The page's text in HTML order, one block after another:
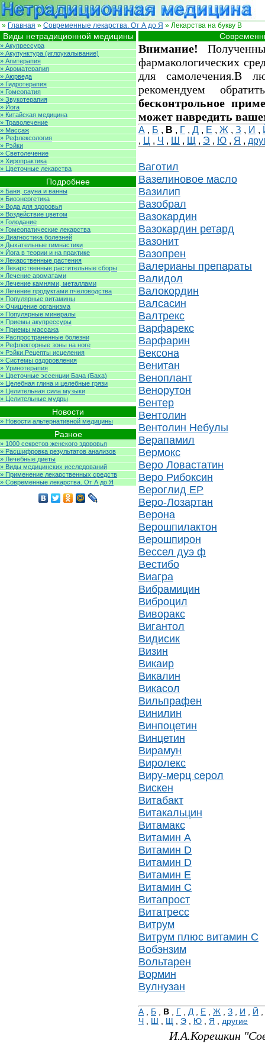
» Главная » Современные лекарства. От А до Я » Лекарства на букву В
Внимание!
фармакологических
для самолечения.В
рекомендуем
бесконтрольное
может навредить
А , Б , В , Г , Д , Е , Ж , З , И ,
, Ц , Ч , Ш , Щ , Э , Ю , Я ,
Ваготил
Вазелиновое масло
Вазилип
Вазобрал
Вазокардин
Вазокардин ретард
Вазонит
Вазопрен
Валерианы препараты
Валидол
Валокордин
Валсасин
Валтрекс
Варфарекс
Варфарин
Вексона
Венитан
Веноплант
Венорутон
Вентер
Вентолин
Вентолин Небулы
Верапамил
Вермокс
Веро Ловастатин
Веро Рибоксин
Вероглид ЕР
Веро-Лозартан
Верона
Верошпилактон
Верошпирон
Вессел дуэ ф
Вестибо
Виагра
Вибрамицин
Виброцил
Виворакс
Вигантол
Видисик
Визин
Викаир
Викалин
Викасол
Вильпрафен
Винилин
Винпоцетин
Винцетин
Вирамун
Виролекс
Виру-мерц серол
Вискен
Витабакт
Витакальцин
Витамакс
Витамин A
Витамин D
Витамин D
Витамин Е
Витамин С
Витапрост
Витатресс
Витрум
Витрум плюс витамин С
Вобэнзим
Вольтарен
Вормин
Вулнузан
А Б В Г Д Е Ж З И Й
Ч
Ш Щ Э Ю Я другие
И.А.Корешкин
Виды нетрадиционной медицины
» Акупрессура
» Акупунктура (иглоукалывание)
» Апитерапия
» Ароматерапия
» Аюрведа
» Гидротерапия
» Гомеопатия
» Звукотерапия
» Йога
» Китайская медицина
» Траволечение
» Массаж
» Рефлексология
» Рэйки
» Светолечение
» Хиропрактика
» Цветочные лекарства
Подробнее
» Баня, сауна и ванны
» Биоэнергетика
» Вода для здоровья
» Воздействие цветом
» Голодание
» Гомеопатические лекарства
» Диагностика болезней
» Дыхательные гимнастики
» Йога в теории и на практике
» Лекарственные растения
» Лекарственные растительные сборы
» Лечение ароматами
» Лечение камнями, металлами
» Лечение продуктами пчеловодства
» Популярные витамины
» Очищение организма
» Популярные минералы
» Приемы акупрессуры
» Приемы массажа
» Распространенные болезни
» Рефлекторные зоны на ноге
» Рэйки.Рецепты исцеления
» Системы оздоровления
» Уринотерапия
» Цветочные эссенции Бача (Баха)
» Целебная глина и целебные грязи
» Целительная сила музыки
» Целительные мудры
Новости
» Новости альтернативной медицины
Разное
» 1000 секретов женского здоровья
» Расшифровка результатов анализов
» Лечебные диеты
» Виды медицинских исследований
» Применение лекарственных средств
» Современные лекарства. От А до Я